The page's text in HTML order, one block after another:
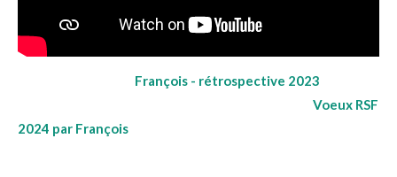
François - rétrospective 2023
Voeux RSF
2024 par François